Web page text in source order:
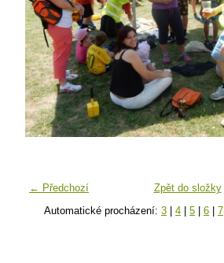
← Předchozí
Zpět do složky
Automatické procházení: 3 | 4 | 5 | 6 | 7